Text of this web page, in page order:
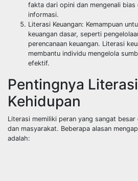
fakta dari opini dan mengenali bias
informasi.
Literasi Keuangan: Kemampuan
keuangan dasar, seperti
perencanaan keuangan. Literasi
membantu individu mengelola
efektif.
Pentingnya
Kehidupan
Literasi memiliki peran yang sangat
dan masyarakat. Beberapa alasan
adalah: